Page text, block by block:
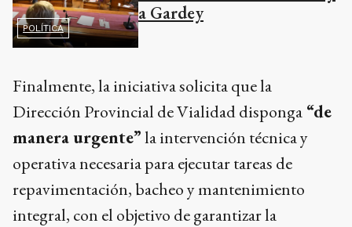
POLÍTICA
a Gardey
Finalmente, la iniciativa solicita que la
Dirección Provincial de Vialidad disponga “de
manera urgente”la intervención técnica y
operativa necesaria para ejecutar tareas de
repavimentación, bacheo y mantenimiento
integral, con el objetivo de garantizar la